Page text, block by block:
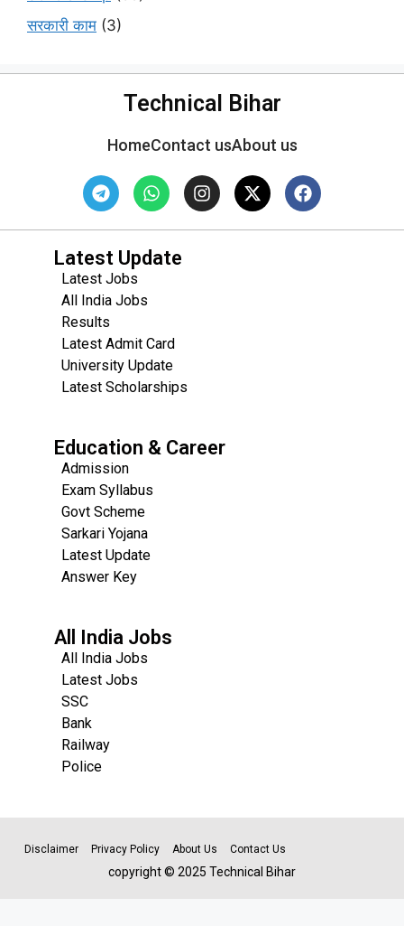
सरकारी काम (3)
Technical Bihar
HomeContact usAbout us
Latest Update
Latest Jobs
All India Jobs
Results
Latest Admit Card
University Update
Latest Scholarships
Education & Career
Admission
Exam Syllabus
Govt Scheme
Sarkari Yojana
Latest Update
Answer Key
All India Jobs
All India Jobs
Latest Jobs
SSC
Bank
Railway
Police
Disclaimer Privacy Policy About Us Contact Us
copyright © 2025 Technical Bihar